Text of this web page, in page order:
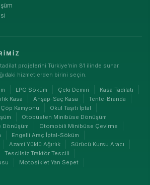
projelerini Türkiye'nin 81 ilinde sunar.
hizmetlerden birini seçin.
LPG Söküm Çeki Demiri
Kasa Tadilatı
Kasa Ahşap-Saç Kasa
Tente-Branda
Çöp Kamyonu
Okul Taşıtı İptal
Otobüsten Minibüse Dönüşüm
Dönüşüm
Otomobili Minibüse Çevirme
Engelli Araç İptal-Söküm
Azami Yüklü Ağırlık
Sürücü Kursu Aracı
Tescilsiz Traktör Tescili
Motosiklet Yan Sepet